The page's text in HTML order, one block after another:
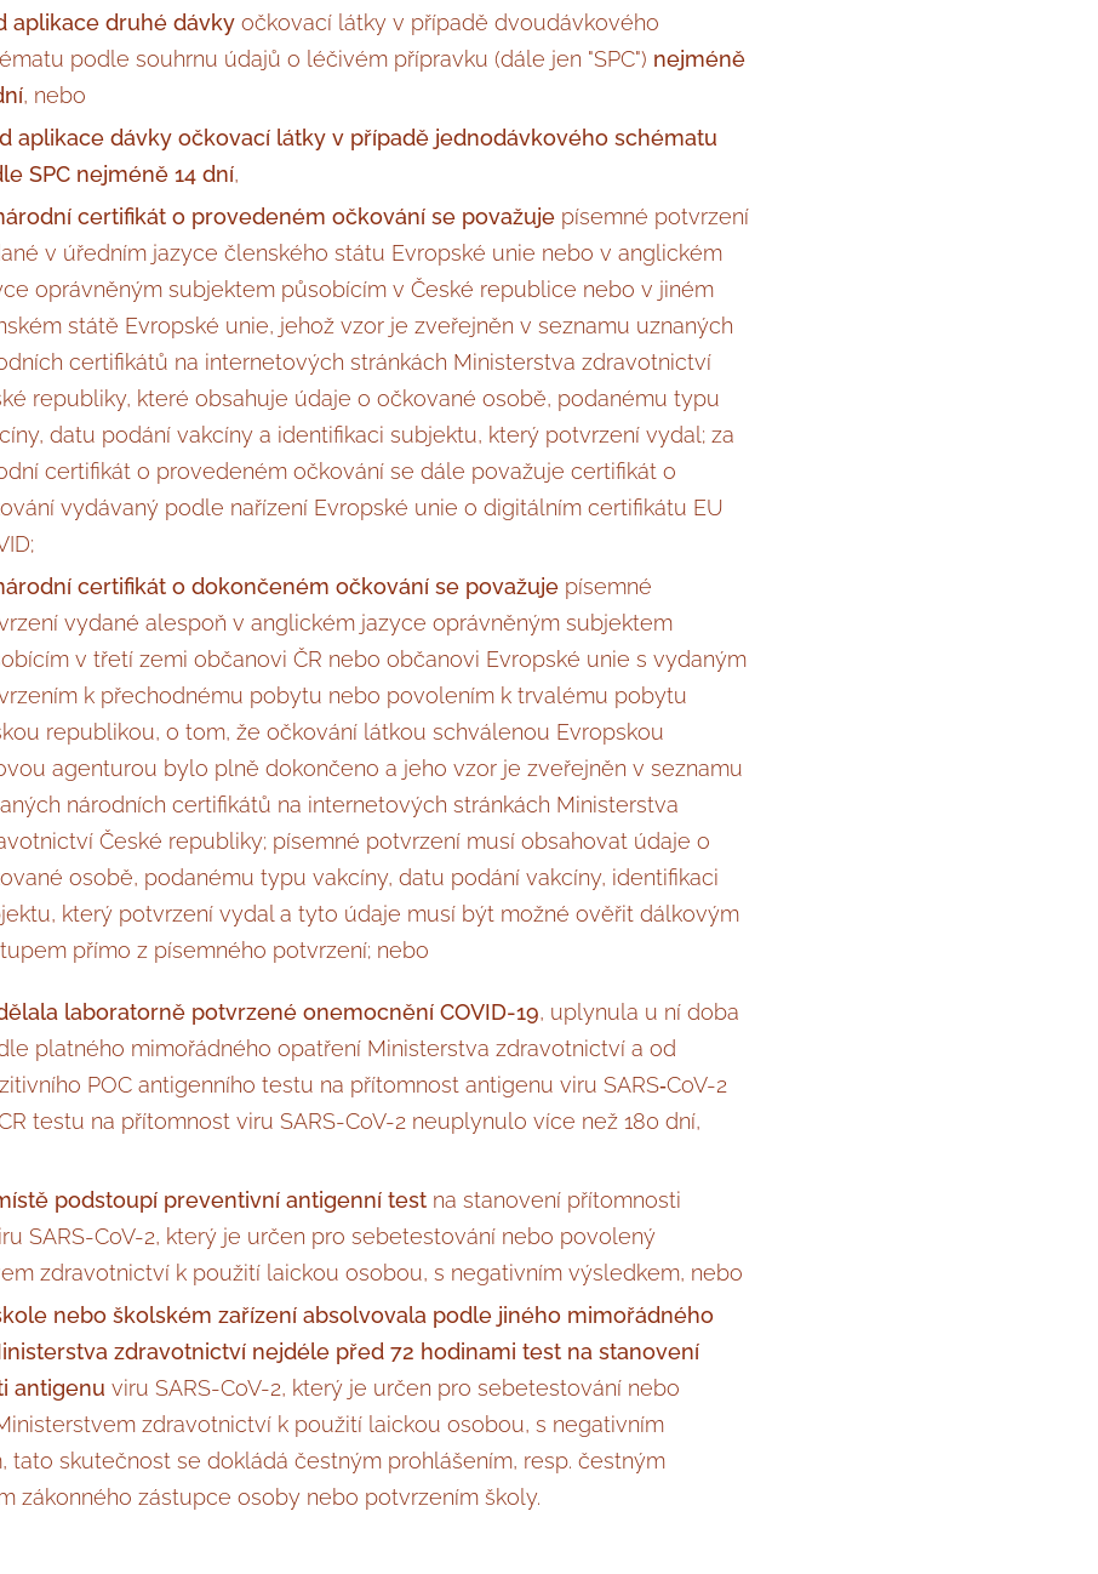
aplikace druhé dávkyočkovací látky v případě dvoudávkového
podle souhrnu údajů o léčivém přípravku (dále jen "SPC") nejméně
, nebo
aplikace dávky očkovací látky v případě jednodávkového schématu
SPC nejméně 14 dní,
certifikát o provedeném očkování se považujepísemné potvrzení
v úředním jazyce členského státu Evropské unie nebo v anglickém
oprávněným subjektem působícím v České republice nebo v jiném
státě Evropské unie, jehož vzor je zveřejněn v seznamu uznaných
certifikátů na internetových stránkách Ministerstva zdravotnictví
republiky, které obsahuje údaje o očkované osobě, podanému typu
datu podání vakcíny a identifikaci subjektu, který potvrzení vydal; za
certifikát o provedeném očkování se dále považuje certifikát o
vydávaný podle nařízení Evropské unie o digitálním certifikátu EU
certifikát o dokončeném očkování se považujepísemné
vydané alespoň v anglickém jazyce oprávněným subjektem
v třetí zemi občanovi ČR nebo občanovi Evropské unie s vydaným
k přechodnému pobytu nebo povolením k trvalému pobytu
republikou, o tom, že očkování látkou schválenou Evropskou
agenturou bylo plně dokončeno a jeho vzor je zveřejněn v seznamu
národních certifikátů na internetových stránkách Ministerstva
České republiky; písemné potvrzení musí obsahovat údaje o
osobě, podanému typu vakcíny, datu podání vakcíny, identifikaci
který potvrzení vydal a tyto údaje musí být možné ověřit dálkovým
přímo z písemného potvrzení; nebo
laboratorně potvrzené onemocnění COVID-19, uplynula u ní doba
platného mimořádného opatření Ministerstva zdravotnictví a od
POC antigenního testu na přítomnost antigenu viru SARS‑CoV-2
testu na přítomnost viru SARS-CoV-2 neuplynulo více než 180 dní,
podstoupí preventivní antigenní test na stanovení přítomnosti
SARS-CoV-2, který je určen pro sebetestování nebo povolený
zdravotnictví k použití laickou osobou, s negativním výsledkem, nebo
nebo školském zařízení absolvovala podle jiného mimořádného
zdravotnictví nejdéle před 72 hodinami test na stanovení
antigenu viru SARS-CoV-2, který je určen pro sebetestování nebo
zdravotnictví k použití laickou osobou, s negativním
tato skutečnost se dokládá čestným prohlášením, resp. čestným
zákonného zástupce osoby nebo potvrzením školy.